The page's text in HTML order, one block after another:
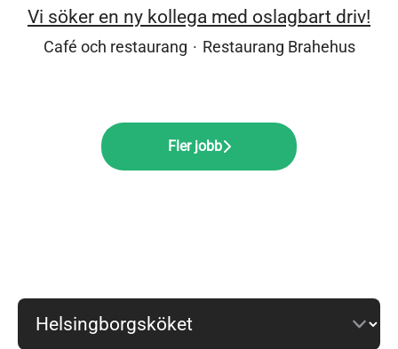
Vi söker en ny kollega med oslagbart driv!
Café och restaurang · Restaurang Brahehus
Fler jobb